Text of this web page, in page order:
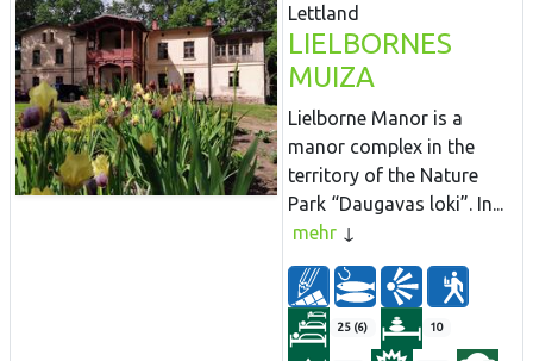
Lettland
LIELBORNES
MUIZA
Lielborne Manor is a
manor complex in the
territory of the Nature
Park “Daugavas loki”. In...
mehr
25 (6) 10